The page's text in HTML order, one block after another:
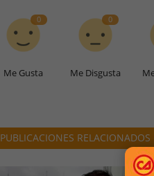
0
Me Gusta
0
Me Disgusta
PUBLICACIONES RELACIONADOS